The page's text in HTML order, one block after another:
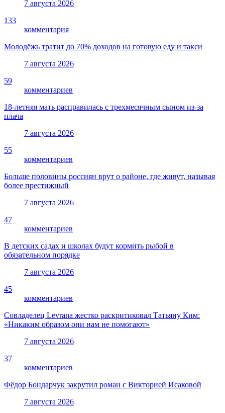
7 августа 2026
133
комментария
Молодёжь тратит до 70% доходов на готовую еду и такси
7 августа 2026
59
комментариев
18-летняя мать расправилась с трехмесячным сыном из-за
плача
7 августа 2026
55
комментариев
Больше половины россиян врут о районе, где живут, называя
более престижный
7 августа 2026
47
комментариев
В детских садах и школах будут кормить рыбой в
обязательном порядке
7 августа 2026
45
комментариев
Совладелец Levrana жестко раскритиковал Татьяну Ким:
«Никаким образом они нам не помогают»
7 августа 2026
37
комментариев
Фёдор Бондарчук закрутил роман с Викторией Исаковой
7 августа 2026